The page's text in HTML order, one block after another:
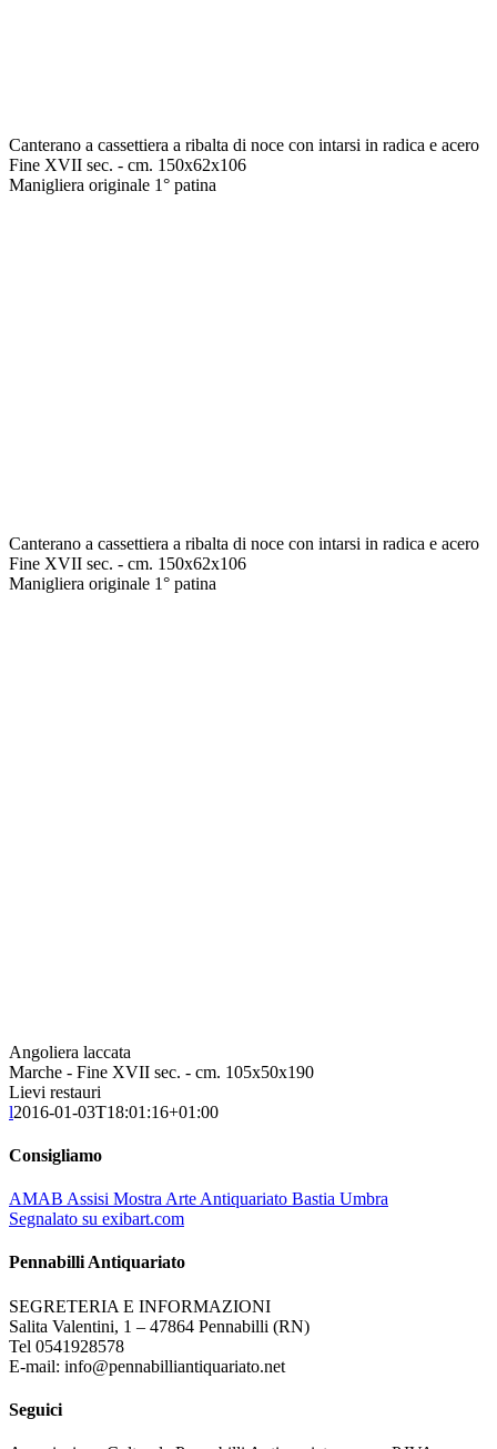
Canterano a cassettiera a ribalta di noce con intarsi in radica e acero
Fine XVII sec. - cm. 150x62x106
Manigliera originale 1° patina
Canterano a cassettiera a ribalta di noce con intarsi in radica e acero
Fine XVII sec. - cm. 150x62x106
Manigliera originale 1° patina
Angoliera laccata
Marche - Fine XVII sec. - cm. 105x50x190
Lievi restauri
l2016-01-03T18:01:16+01:00
Consigliamo
AMAB Assisi Mostra Arte Antiquariato Bastia Umbra
Segnalato su exibart.com
Pennabilli Antiquariato
SEGRETERIA E INFORMAZIONI
Salita Valentini, 1 – 47864 Pennabilli (RN)
Tel 0541928578
E-mail: info@pennabilliantiquariato.net
Seguici